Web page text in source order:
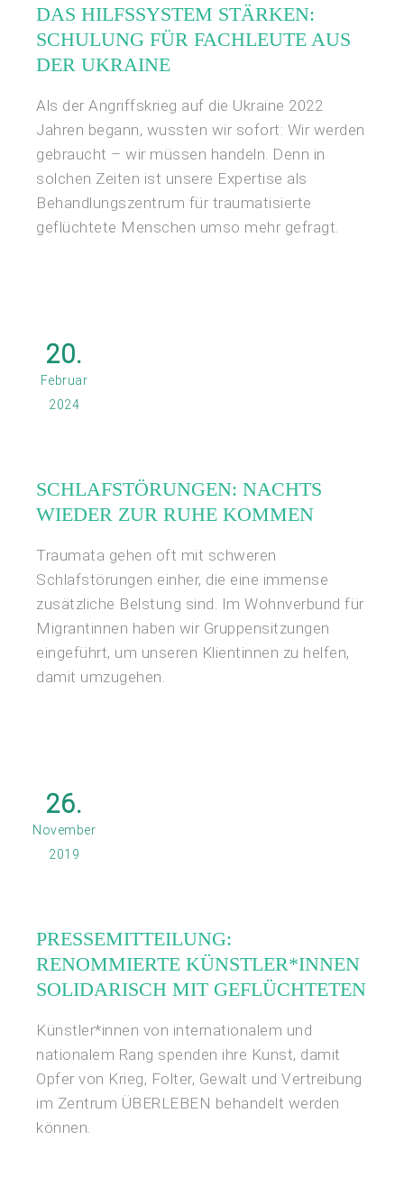
DAS HILFSSYSTEM STÄRKEN:
SCHULUNG FÜR FACHLEUTE AUS
DER UKRAINE
Als der Angriffskrieg auf die Ukraine 2022
Jahren begann, wussten wir sofort: Wir werden
gebraucht – wir müssen handeln. Denn in
solchen Zeiten ist unsere Expertise als
Behandlungszentrum für traumatisierte
geflüchtete Menschen umso mehr gefragt.
20.
Februar
2024
SCHLAFSTÖRUNGEN: NACHTS
WIEDER ZUR RUHE KOMMEN
Traumata gehen oft mit schweren
Schlafstörungen einher, die eine immense
zusätzliche Belstung sind. Im Wohnverbund für
Migrantinnen haben wir Gruppensitzungen
eingeführt, um unseren Klientinnen zu helfen,
damit umzugehen.
26.
November
2019
PRESSEMITTEILUNG:
RENOMMIERTE KÜNSTLER*INNEN
SOLIDARISCH MIT GEFLÜCHTETEN
Künstler*innen von internationalem und
nationalem Rang spenden ihre Kunst, damit
Opfer von Krieg, Folter, Gewalt und Vertreibung
im Zentrum ÜBERLEBEN behandelt werden
können.